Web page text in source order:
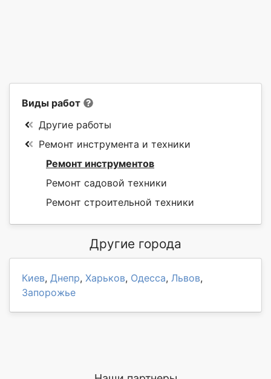
Виды работ
Другие работы
Ремонт инструмента и техники
Ремонт инструментов
Ремонт садовой техники
Ремонт строительной техники
Другие города
Киев, Днепр, Харьков, Одесса, Львов,
Запорожье